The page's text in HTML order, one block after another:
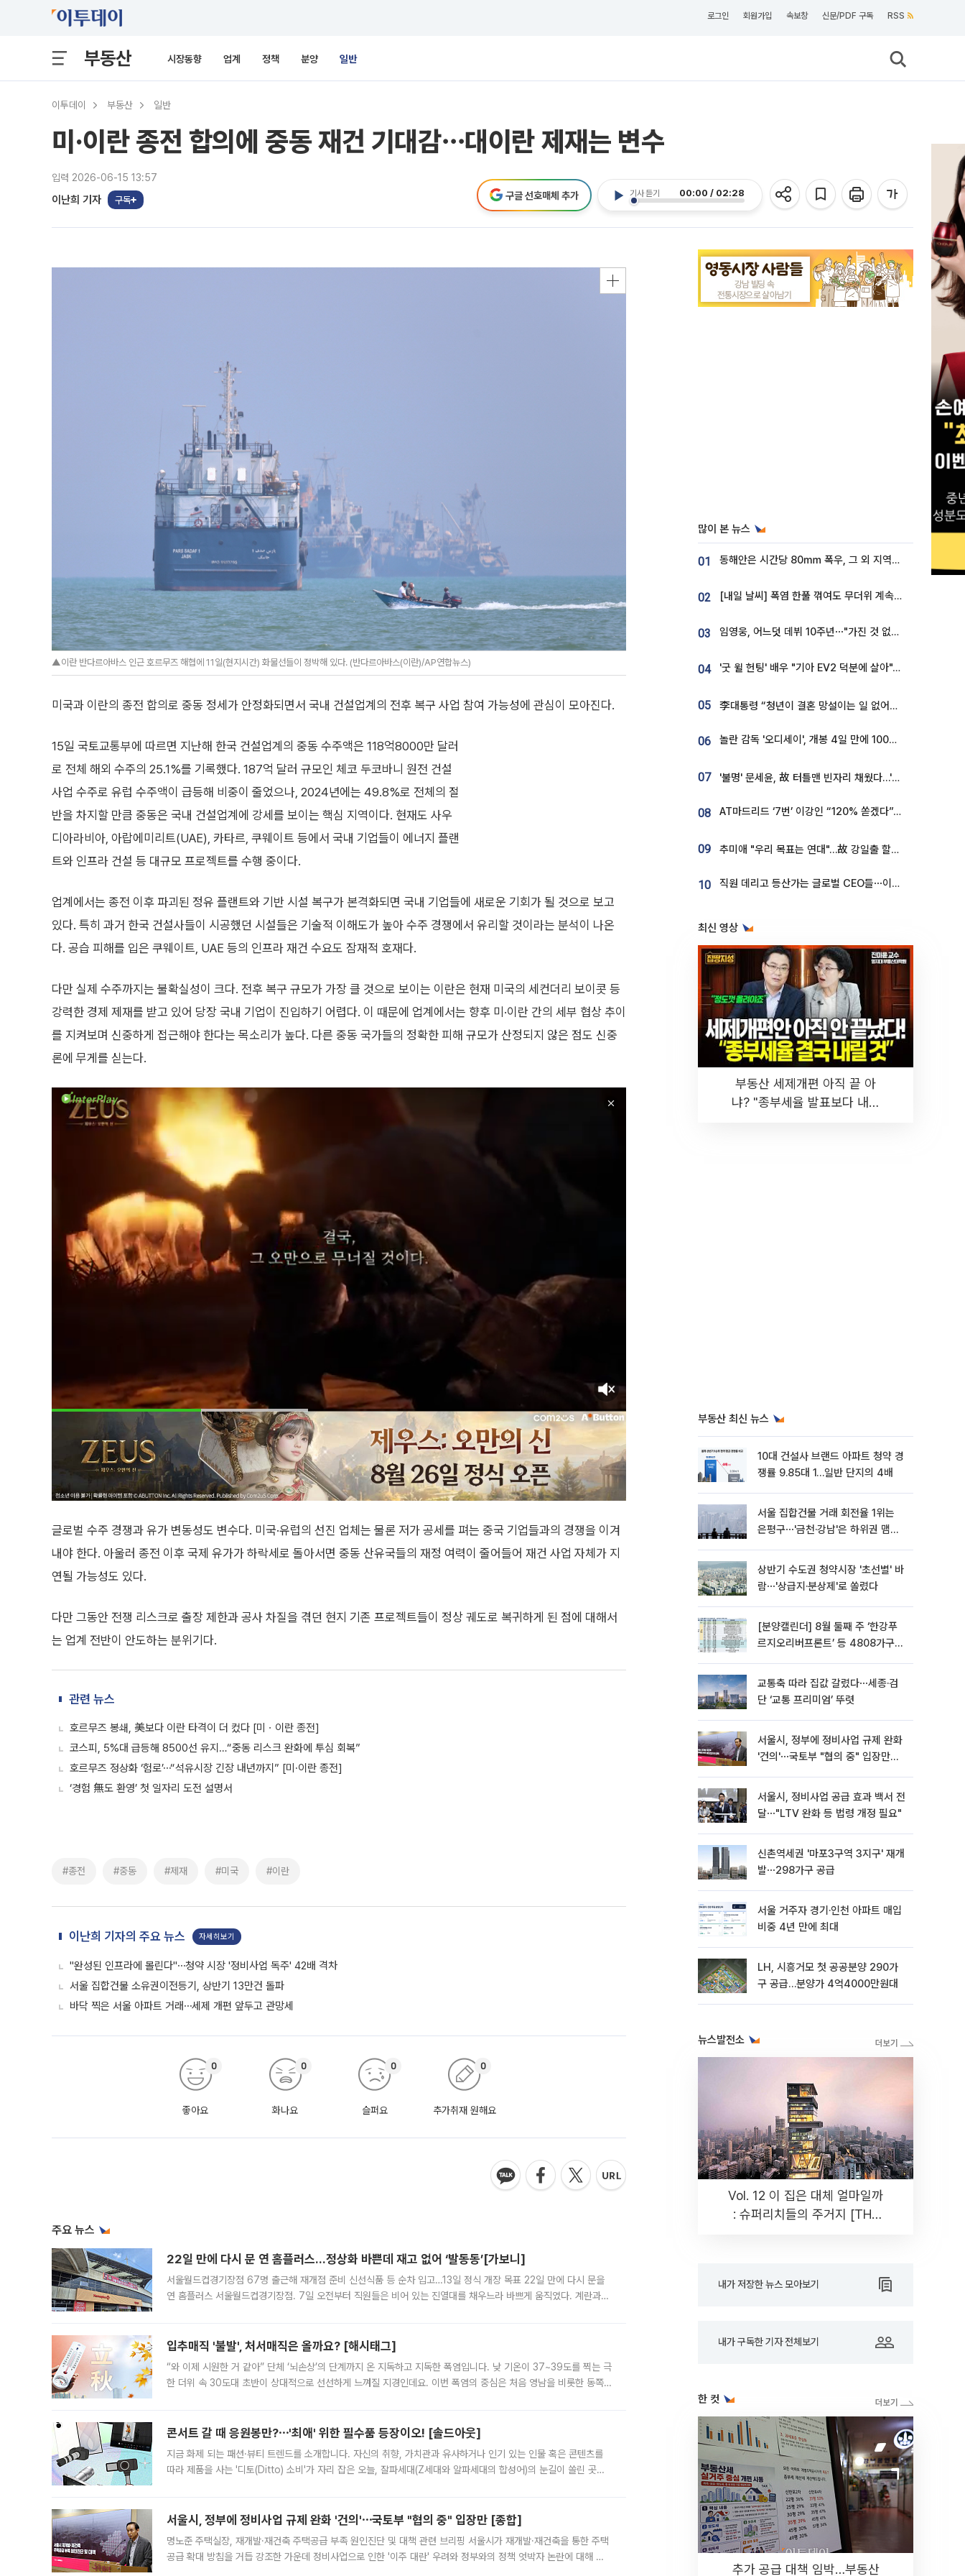
로그인 회원가입 속보창 신문/PDF 구독 RSS
부동산 시장동향 업계 정책 분양 일반
이투데이 부동산 일반
미·이란 종전 합의에 중동 재건 기대감⋯대이란 제재는 변수
입력 2026-06-15 13:57
이난희 기자 구독
기사 듣기 00:00 / 02:28
구글 선호매체 추가
▲이란 반다르아바스 인근 호르무즈 해협에 11일(현지시간) 화물선들이 정박해 있다. (반다르아바스(이란)/AP연합뉴스)
미국과 이란의 종전 합의로 중동 정세가 안정화되면서 국내 건설업계의 전후 복구 사업 참여 가능성에 관심이 모아진다.
15일 국토교통부에 따르면 지난해 한국 건설업계의 중동 수주액은 118억8000만 달러
로 전체 해외 수주의 25.1%를 기록했다. 187억 달러 규모인 체코 두코바니 원전 건설
사업 수주로 유럽 수주액이 급등해 비중이 줄었으나, 2024년에는 49.8%로 전체의 절
반을 차지할 만큼 중동은 국내 건설업계에 강세를 보이는 핵심 지역이다. 현재도 사우
디아라비아, 아랍에미리트(UAE), 카타르, 쿠웨이트 등에서 국내 기업들이 에너지 플랜
트와 인프라 건설 등 대규모 프로젝트를 수행 중이다.
업계에서는 종전 이후 파괴된 정유 플랜트와 기반 시설 복구가 본격화되면 국내 기업들에 새로운 기회가 될 것으로 보고
있다. 특히 과거 한국 건설사들이 시공했던 시설들은 기술적 이해도가 높아 수주 경쟁에서 유리할 것이라는 분석이 나온
다. 공습 피해를 입은 쿠웨이트, UAE 등의 인프라 재건 수요도 잠재적 호재다.
다만 실제 수주까지는 불확실성이 크다. 전후 복구 규모가 가장 클 것으로 보이는 이란은 현재 미국의 세컨더리 보이콧 등
강력한 경제 제재를 받고 있어 당장 국내 기업이 진입하기 어렵다. 이 때문에 업계에서는 향후 미·이란 간의 세부 협상 추이
를 지켜보며 신중하게 접근해야 한다는 목소리가 높다. 다른 중동 국가들의 정확한 피해 규모가 산정되지 않은 점도 신중
론에 무게를 싣는다.
글로벌 수주 경쟁과 유가 변동성도 변수다. 미국·유럽의 선진 업체는 물론 저가 공세를 펴는 중국 기업들과의 경쟁을 이겨
내야 한다. 아울러 종전 이후 국제 유가가 하락세로 돌아서면 중동 산유국들의 재정 여력이 줄어들어 재건 사업 자체가 지
연될 가능성도 있다.
다만 그동안 전쟁 리스크로 출장 제한과 공사 차질을 겪던 현지 기존 프로젝트들이 정상 궤도로 복귀하게 된 점에 대해서
는 업계 전반이 안도하는 분위기다.
관련 뉴스
호르무즈 봉쇄, 美보다 이란 타격이 더 컸다 [미ㆍ이란 종전]
코스피, 5%대 급등해 8500선 유지…“중동 리스크 완화에 투심 회복”
호르무즈 정상화 ‘험로’⋯“석유시장 긴장 내년까지” [미·이란 종전]
‘경험 無도 환영’ 첫 일자리 도전 설명서
#종전 #중동 #제재 #미국 #이란
이난희 기자의 주요 뉴스 자세히보기
"완성된 인프라에 몰린다"⋯청약 시장 '정비사업 독주' 42배 격차
서울 집합건물 소유권이전등기, 상반기 13만건 돌파
바닥 찍은 서울 아파트 거래⋯세제 개편 앞두고 관망세
좋아요
0
화나요
0
슬퍼요
0
추가취재 원해요
0
주요 뉴스
22일 만에 다시 문 연 홈플러스…정상화 바쁜데 재고 없어 ‘발동동’[가보니]
서울월드컵경기장점 67명 출근해 재개점 준비 신선식품 등 순차 입고…13일 정식 개장 목표 22일 만에 다시 문을
연 홈플러스 서울월드컵경기장점. 7일 오전부터 직원들은 비어 있는 진열대를 채우느라 바쁘게 움직였다. 계란과
입추매직 '불발', 처서매직은 올까요? [해시태그]
“와 이제 시원한 거 같아” 단체 ‘뇌손상’의 단계까지 온 지독하고 지독한 폭염입니다. 낮 기온이 37~39도를 찍는 극
한 더위 속 30도대 초반이 상대적으로 선선하게 느껴질 지경인데요. 이번 폭염의 중심은 처음 영남을 비롯한 동쪽
콘서트 갈 때 응원봉만?⋯'최애' 위한 필수품 등장이오! [솔드아웃]
지금 화제 되는 패션·뷰티 트렌드를 소개합니다. 자신의 취향, 가치관과 유사하거나 인기 있는 인물 혹은 콘텐츠를
따라 제품을 사는 '디토(Ditto) 소비'가 자리 잡은 오늘, 잘파세대(Z세대와 알파세대의 합성어)의 눈길이 쏠린 곳은
서울시, 정부에 정비사업 규제 완화 '건의'⋯국토부 "협의 중" 입장만 [종합]
명노준 주택실장, 재개발·재건축 주택공급 부족 원인진단 및 대책 관련 브리핑 서울시가 재개발·재건축을 통한 주택
공급 확대 방침을 거듭 강조한 가운데 정비사업으로 인한 '이주 대란' 우려와 정부와의 정책 엇박자 논란에 대해 정
많이 본 뉴스
01 동해안은 시간당 80㎜ 폭우, 그 외 지역은 폭염…‘극과 극 날씨’
02 [내일 날씨] 폭염 한풀 꺾여도 무더위 계속⋯동해안 이틀 연속 비
03 임영웅, 어느덧 데뷔 10주년⋯"가진 것 없던 시절, 내 앞엔 20명의 팬뿐"
04 '굿 윌 헌팅' 배우 "기아 EV2 덕분에 살아"…교통사고 후 안전성 극찬
05 李대통령 “청년이 결혼 망설이는 일 없어야...제도상 불이익 조사”
06 놀란 감독 '오디세이', 개봉 4일 만에 100만 돌파⋯'왕사남' 보다 빠르다
07 '불명' 문세윤, 故 터틀맨 빈자리 채웠다…'거북이' 눈물의 최종 우승
08 AT마드리드 ‘7번’ 이강인 “120% 쏟겠다”⋯시메오네 감독 “필요한 선수”
09 추미애 "우리 목표는 연대"…故 강일출 할머니 흉상 제막
10 직원 데리고 등산가는 글로벌 CEO들⋯이유 있었네
최신 영상
부동산 세제개편 아직 끝 아
냐? "종부세율 발표보다 내릴
부동산 최신 뉴스
10대 건설사 브랜드 아파트 청약 경
쟁률 9.85대 1…일반 단지의 4배
서울 집합건물 거래 회전율 1위는
은평구⋯'금천·강남'은 하위권 맴돌
상반기 수도권 청약시장 '초선별' 바
람⋯'상급지·분상제'로 쏠렸다
[분양캘린더] 8월 둘째 주 ‘한강푸
르지오리버프론트’ 등 4808가구
교통축 따라 집값 갈렸다⋯세종·검
단 ‘교통 프리미엄’ 뚜렷
서울시, 정부에 정비사업 규제 완화
'건의'⋯국토부 "협의 중" 입장만
서울시, 정비사업 공급 효과 백서 전
달⋯"LTV 완화 등 법령 개정 필요"
신촌역세권 '마포3구역 3지구' 재개
발⋯298가구 공급
서울 거주자 경기·인천 아파트 매입
비중 4년 만에 최대
LH, 시흥거모 첫 공공분양 290가
구 공급…분양가 4억4000만원대
뉴스발전소
Vol. 12 이 집은 대체 얼마일까
: 슈퍼리치들의 주거지 [THE
내가 저장한 뉴스 모아보기
내가 구독한 기자 전체보기
한 컷
추가 공급 대책 임박…부동산